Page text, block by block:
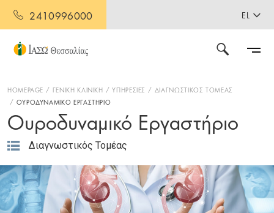
2410996000 EL
HOMEPAGE ΓΕΝΙΚΗ ΚΛΙΝΙΚΗ ΥΠΗΡΕΣΙΕΣ
ΔΙΑΓΝΩΣΤΙΚΟΣ ΤΟΜΕΑΣ
ΟΥΡΟΔΥΝΑΜΙΚΟ ΕΡΓΑΣΤΗΡΙΟ
Ουροδυναμικό Εργαστήριο
Διαγνωστικός Τομέας